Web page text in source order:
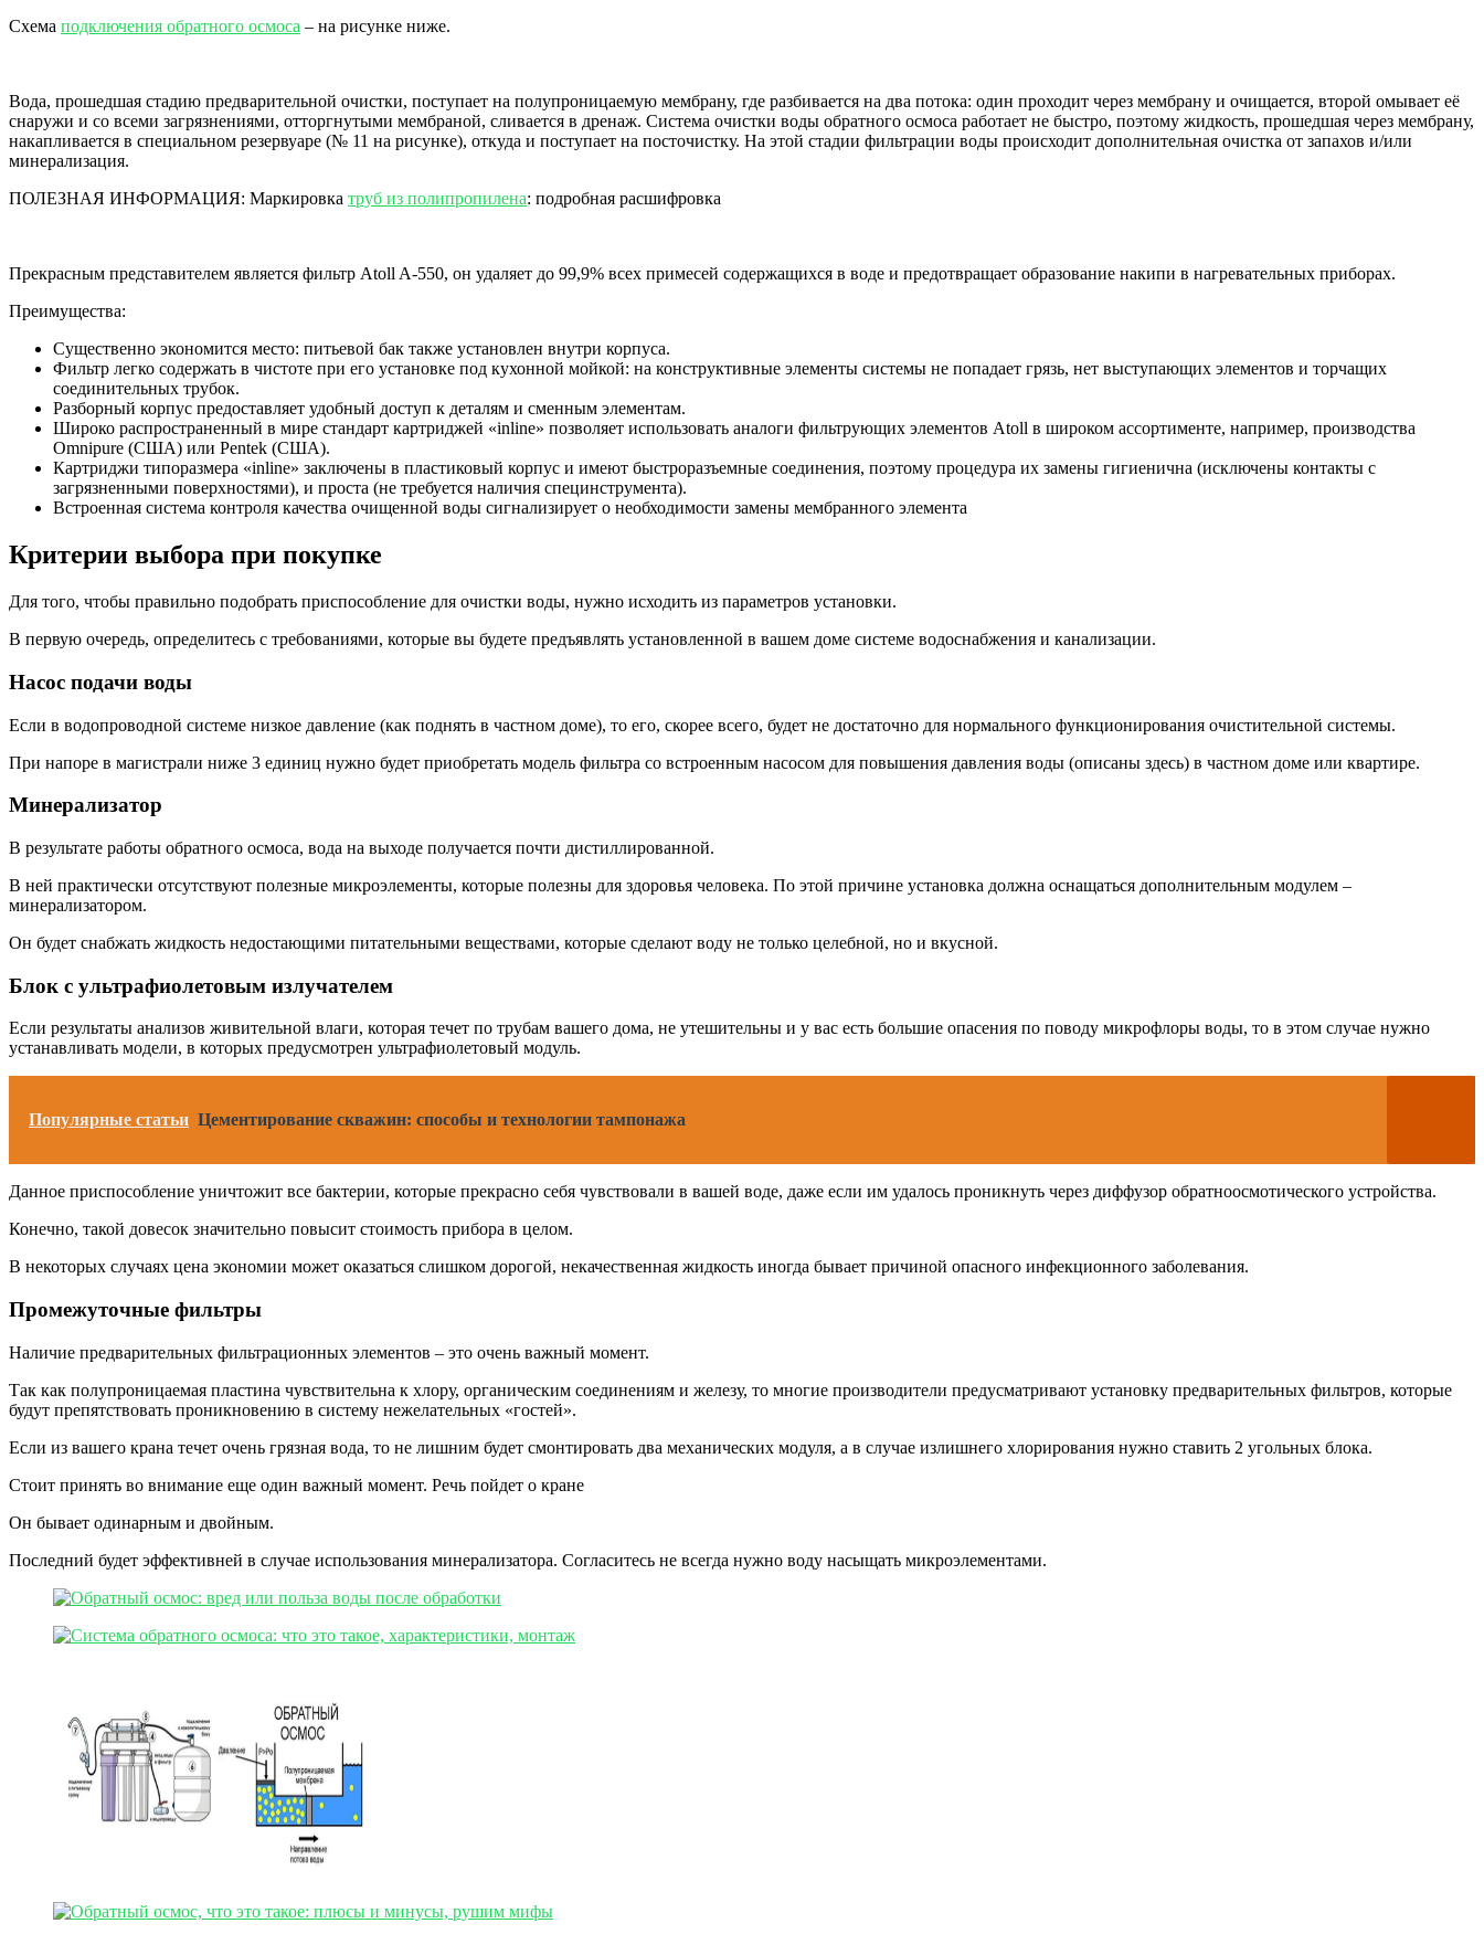
Схема подключения обратного осмоса – на рисунке ниже.
Вода, прошедшая стадию предварительной очистки, поступает на полупроницаемую мембрану, где разбивается на два потока: один проходит через мембрану и очищается, второй омывает её
снаружи и со всеми загрязнениями, отторгнутыми мембраной, сливается в дренаж. Система очистки воды обратного осмоса работает не быстро, поэтому жидкость, прошедшая через мембрану,
накапливается в специальном резервуаре (№ 11 на рисунке), откуда и поступает на посточистку. На этой стадии фильтрации воды происходит дополнительная очистка от запахов и/или
минерализация.
ПОЛЕЗНАЯ ИНФОРМАЦИЯ: Маркировка труб из полипропилена: подробная расшифровка
Прекрасным представителем является фильтр Atoll A-550, он удаляет до 99,9% всех примесей содержащихся в воде и предотвращает образование накипи в нагревательных приборах.
Преимущества:
Существенно экономится место: питьевой бак также установлен внутри корпуса.
Фильтр легко содержать в чистоте при его установке под кухонной мойкой: на конструктивные элементы системы не попадает грязь, нет выступающих элементов и торчащих
соединительных трубок.
Разборный корпус предоставляет удобный доступ к деталям и сменным элементам.
Широко распространенный в мире стандарт картриджей «inline» позволяет использовать аналоги фильтрующих элементов Atoll в широком ассортименте, например, производства
Omnipure (США) или Pentek (США).
Картриджи типоразмера «inline» заключены в пластиковый корпус и имеют быстроразъемные соединения, поэтому процедура их замены гигиенична (исключены контакты с
загрязненными поверхностями), и проста (не требуется наличия специнструмента).
Встроенная система контроля качества очищенной воды сигнализирует о необходимости замены мембранного элемента
Критерии выбора при покупке
Для того, чтобы правильно подобрать приспособление для очистки воды, нужно исходить из параметров установки.
В первую очередь, определитесь с требованиями, которые вы будете предъявлять установленной в вашем доме системе водоснабжения и канализации.
Насос подачи воды
Если в водопроводной системе низкое давление (как поднять в частном доме), то его, скорее всего, будет не достаточно для нормального функционирования очистительной системы.
При напоре в магистрали ниже 3 единиц нужно будет приобретать модель фильтра со встроенным насосом для повышения давления воды (описаны здесь) в частном доме или квартире.
Минерализатор
В результате работы обратного осмоса, вода на выходе получается почти дистиллированной.
В ней практически отсутствуют полезные микроэлементы, которые полезны для здоровья человека. По этой причине установка должна оснащаться дополнительным модулем –
минерализатором.
Он будет снабжать жидкость недостающими питательными веществами, которые сделают воду не только целебной, но и вкусной.
Блок с ультрафиолетовым излучателем
Если результаты анализов живительной влаги, которая течет по трубам вашего дома, не утешительны и у вас есть большие опасения по поводу микрофлоры воды, то в этом случае нужно
устанавливать модели, в которых предусмотрен ультрафиолетовый модуль.
Популярные статьи Цементирование скважин: способы и технологии тампонажа
Данное приспособление уничтожит все бактерии, которые прекрасно себя чувствовали в вашей воде, даже если им удалось проникнуть через диффузор обратноосмотического устройства.
Конечно, такой довесок значительно повысит стоимость прибора в целом.
В некоторых случаях цена экономии может оказаться слишком дорогой, некачественная жидкость иногда бывает причиной опасного инфекционного заболевания.
Промежуточные фильтры
Наличие предварительных фильтрационных элементов – это очень важный момент.
Так как полупроницаемая пластина чувствительна к хлору, органическим соединениям и железу, то многие производители предусматривают установку предварительных фильтров, которые
будут препятствовать проникновению в систему нежелательных «гостей».
Если из вашего крана течет очень грязная вода, то не лишним будет смонтировать два механических модуля, а в случае излишнего хлорирования нужно ставить 2 угольных блока.
Стоит принять во внимание еще один важный момент. Речь пойдет о кране
Он бывает одинарным и двойным.
Последний будет эффективней в случае использования минерализатора. Согласитесь не всегда нужно воду насыщать микроэлементами.